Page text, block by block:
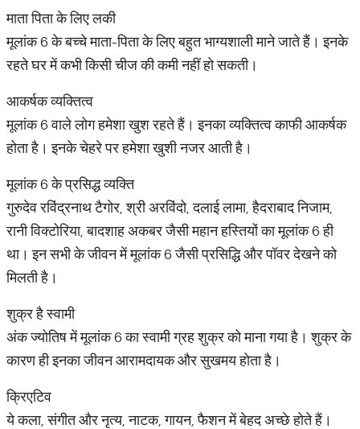
माता पिता के लिए लकी
मूलांक 6 के बच्चे माता-पिता के लिए बहुत भाग्यशाली माने जाते हैं। इनके
रहते घर में कभी किसी चीज की कमी नहीं हो सकती।
आकर्षक व्यक्तित्व
मूलांक 6 वाले लोग हमेशा खुश रहते हैं। इनका व्यक्तित्व काफी आकर्षक
होता है। इनके चेहरे पर हमेशा खुशी नजर आती है।
मूलांक 6 के प्रसिद्ध व्यक्ति
गुरुदेव रविंद्रनाथ टैगोर, श्री अरविंदो, दलाई लामा, हैदराबाद निजाम,
रानी विक्टोरिया, बादशाह अकबर जैसी महान हस्तियों का मूलांक 6 ही
था। इन सभी के जीवन में मूलांक 6 जैसी प्रसिद्धि और पॉवर देखने को
मिलती है।
शुक्र है स्वामी
अंक ज्योतिष में मूलांक 6 का स्वामी ग्रह शुक्र को माना गया है। शुक्र के
कारण ही इनका जीवन आरामदायक और सुखमय होता है।
क्रिएटिव
ये कला, संगीत और नृत्य, नाटक, गायन, फैशन में बेहद अच्छे होते हैं।